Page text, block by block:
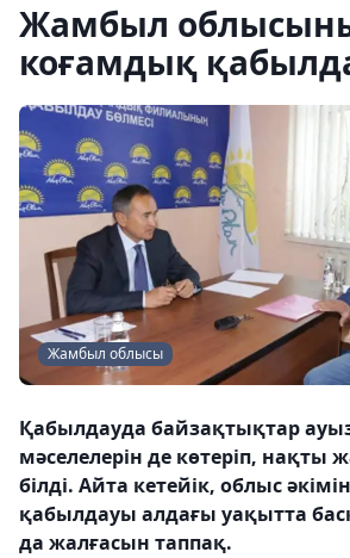
Жамбыл
коғамдық
Жамбыл облысы
Қабылдауда байзақтықтар ауыз
мәселелерін де көтеріп, нақты
білді. Айта кетейік, облыс
қабылдауы алдағы уақытта
да жалғасын таппақ.